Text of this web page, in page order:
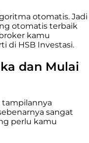
otomatis. Jadi
otomatis terbaik
kamu
di HSB Investasi.
dan Mulai
tampilannya
sangat
perlu kamu